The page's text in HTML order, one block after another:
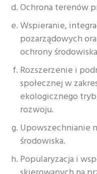
Ochrona terenów
Wspieranie,
pozarządowych
ochrony
Rozszerzenie i
społecznej w
ekologicznego
rozwoju.
Upowszechnianie
środowiska.
Popularyzacja i